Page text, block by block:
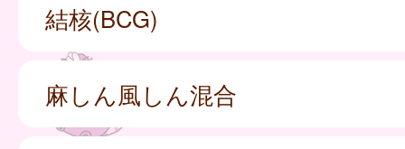
結核(BCG)
麻しん風しん混合